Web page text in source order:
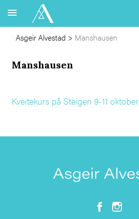
Asgeir Alvestad > Manshausen
Manshausen
Kveitekurs på Steigen 9-11 oktober